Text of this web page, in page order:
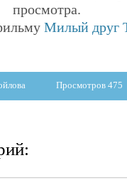
просмотра.
Милый друг
Просмотров 475